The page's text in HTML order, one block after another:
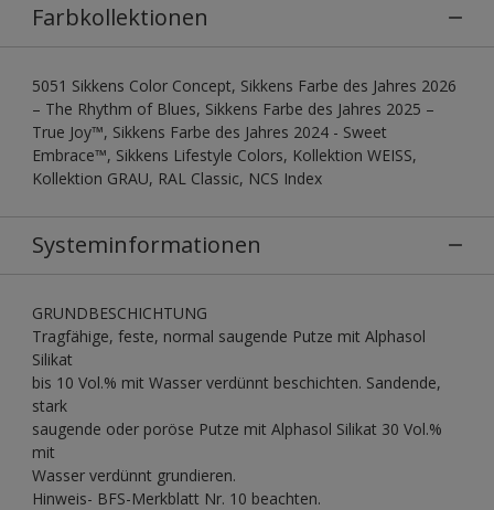
Farbkollektionen
5051 Sikkens Color Concept, Sikkens Farbe des Jahres 2026
– The Rhythm of Blues, Sikkens Farbe des Jahres 2025 –
True Joy™, Sikkens Farbe des Jahres 2024 - Sweet
Embrace™, Sikkens Lifestyle Colors, Kollektion WEISS,
Kollektion GRAU, RAL Classic, NCS Index
Systeminformationen
GRUNDBESCHICHTUNG
Tragfähige, feste, normal saugende Putze mit Alphasol
Silikat
bis 10 Vol.% mit Wasser verdünnt beschichten. Sandende,
stark
saugende oder poröse Putze mit Alphasol Silikat 30 Vol.%
mit
Wasser verdünnt grundieren.
Hinweis- BFS-Merkblatt Nr. 10 beachten.